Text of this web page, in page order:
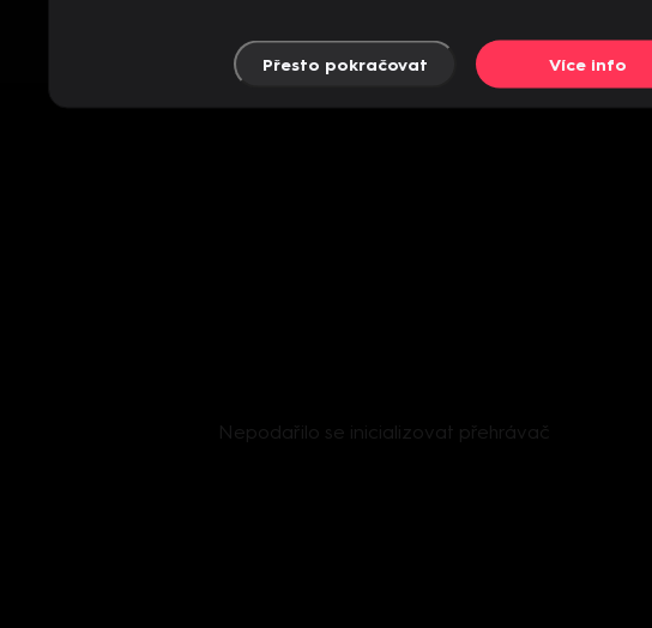
Nepodařilo se inicializovat přehrávač
Přesto pokračovat Více info